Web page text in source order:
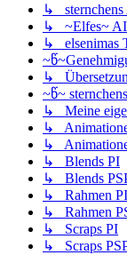
↳ sternchens
↳ ~Elfes~ AI
↳ elsenimas
↳
~წ~
↳ Meine
↳
↳
↳ Blends PI
↳ Blends
↳ Rahmen PI
↳ Rahmen
↳ Scraps PI
↳ Scraps